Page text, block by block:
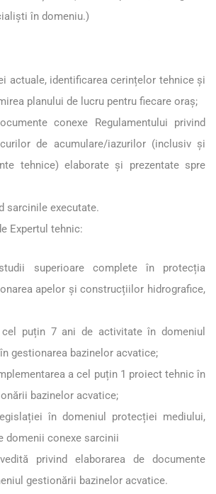
în domeniu.)
actuale, identificarea cerințelor tehnice și
planului de lucru pentru fiecare oraș;
conexe Regulamentului privind
de acumulare/iazurilor (inclusiv și
tehnice) elaborate și prezentate spre
sarcinile executate.
Expertul tehnic:
superioare complete în protecția
apelor și construcțiilor hidrografice,
cel puțin 7 ani de activitate în domeniul
gestionarea bazinelor acvatice;
a cel puțin 1 proiect tehnic în
bazinelor acvatice;
în domeniul protecției mediului,
domenii conexe sarcinii
privind elaborarea de documente
gestionării bazinelor acvatice.